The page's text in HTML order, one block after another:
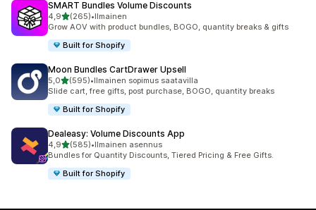
SMART Bundles Volume Discounts
4,9/ 5 tähteä
(265)
265 arvostelua yhteensä
•Ilmainen
Grow AOV with product bundles, BOGO, quantity breaks & gifts
Built for Shopify
Moon Bundles CartDrawer Upsell
5,0/ 5 tähteä
(595)
595 arvostelua yhteensä
•Ilmainen sopimus saatavilla
Slide cart, free gifts, post purchase, BOGO, quantity breaks
Built for Shopify
Dealeasy: Volume Discounts App
4,9/ 5 tähteä
(585)
585 arvostelua yhteensä
•Ilmainen asennus
Bundles for Quantity Discounts, Tiered Pricing & Free Gifts.
Built for Shopify